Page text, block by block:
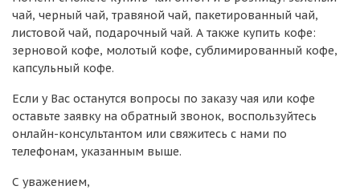
чай, черный чай, травяной чай, пакетированный чай,
листовой чай, подарочный чай. А также купить кофе:
зерновой кофе, молотый кофе, сублимированный кофе,
капсульный кофе.
Если у Вас останутся вопросы по заказу чая или кофе
оставьте заявку на обратный звонок, воспользуйтесь
онлайн-консультантом или свяжитесь с нами по
телефонам, указанным выше.
С уважением,